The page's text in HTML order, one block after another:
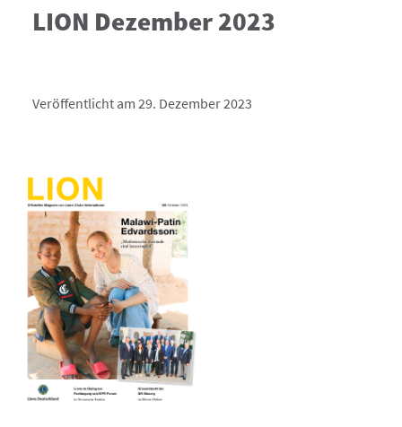
LION Dezember 2023
Veröffentlicht am 29. Dezember 2023